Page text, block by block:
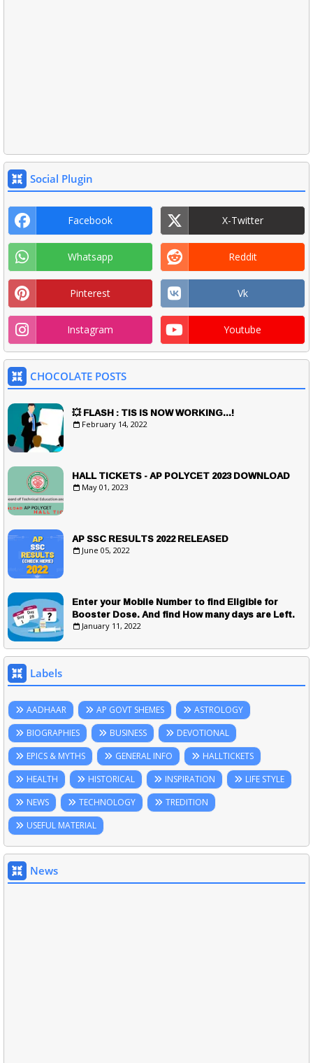
Social Plugin
Facebook X-Twitter
Whatsapp Reddit
Pinterest Vk
Instagram Youtube
CHOCOLATE POSTS
💥 FLASH : TIS IS NOW WORKING...!
February 14, 2022
HALL TICKETS - AP POLYCET 2023 DOWNLOAD
May 01, 2023
AP SSC RESULTS 2022 RELEASED
June 05, 2022
Enter your Mobile Number to find Eligible for
Booster Dose. And find How many days are Left.
January 11, 2022
Labels
AADHAAR AP GOVT SHEMES
ASTROLOGY
BIOGRAPHIES
BUSINESS
DEVOTIONAL
EPICS & MYTHS
GENERAL INFO
HALLTICKETS
HEALTH
HISTORICAL INSPIRATION
LIFE STYLE
NEWS
TECHNOLOGY
TREDITION
USEFUL MATERIAL
News